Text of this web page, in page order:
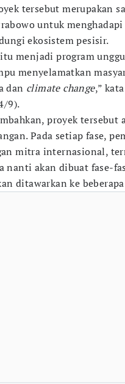
tersebut merupakan
untuk
ekosistem pesisir.
menjadi program
menyelamatkan
dan climate change,”
9).
proyek tersebut
Pada setiap fase,
mitra internasional,
nanti akan dibuat fase-
ditawarkan ke